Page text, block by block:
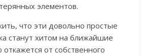
элементов.
что эти довольно простые
станут хитом на ближайшие
откажется от собственного